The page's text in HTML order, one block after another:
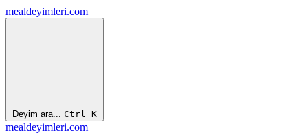
mealdeyimleri.com
Deyim ara... Ctrl K
mealdeyimleri.com